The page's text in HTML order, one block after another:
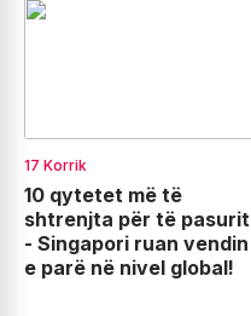
17 Korrik
10 qytetet më të
shtrenjta për të pasurit
- Singapori ruan vendin
e parë në nivel global!